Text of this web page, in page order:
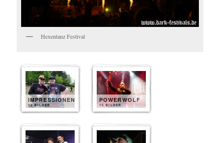
Hexentanz Festival
IMPRESSIONEN
30 BILDER
POWERWOLF
15 BILDER